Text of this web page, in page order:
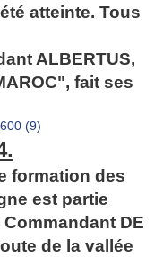
atteinte. Tous
ALBERTUS,
fait ses
formation des
est partie
DE
de la vallée